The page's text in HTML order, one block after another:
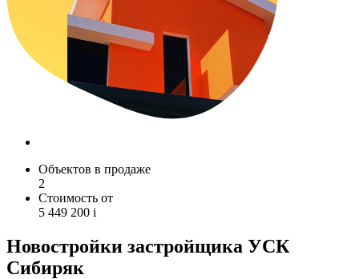
Объектов в продаже
2
Стоимость от
5 449 200 i
Новостройки застройщика УСК
Сибиряк